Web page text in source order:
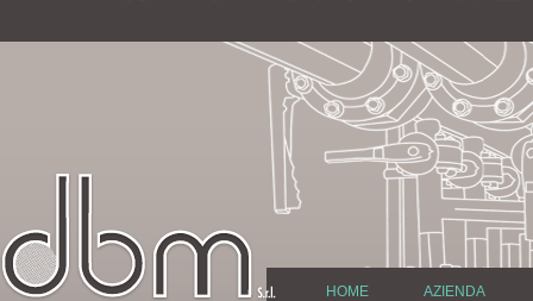
HOME AZIENDA